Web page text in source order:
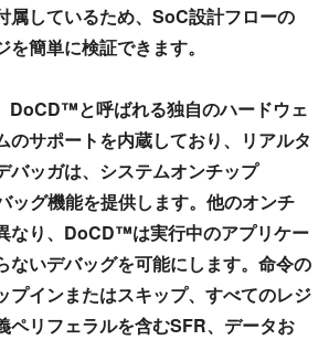
属しているため、SoC設計フローの
簡単に検証できます。
DoCD™と呼ばれる独自のハードウェ
のサポートを内蔵しており、リアルタ
バッガは、システムオンチップ
ッグ機能を提供します。他のオンチ
なり、DoCD™は実行中のアプリケー
ないデバッグを可能にします。命令の
プインまたはスキップ、すべてのレジ
ペリフェラルを含むSFR、データお